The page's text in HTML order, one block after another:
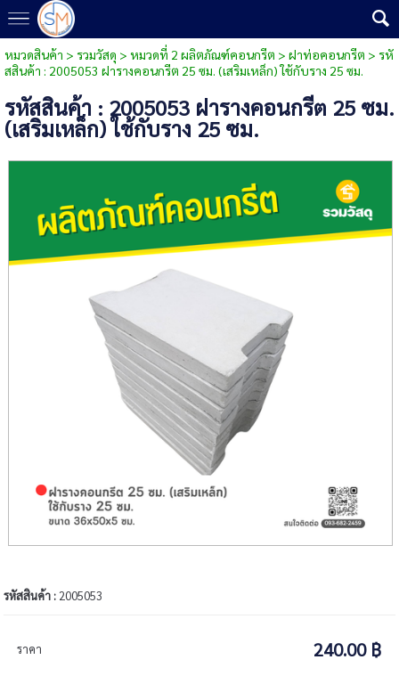
หมวดสินค้า > รวมวัสดุ > หมวดที่ 2 ผลิตภัณฑ์คอนกรีต > ฝาท่อคอนกรีต > รหั
สสินค้า : 2005053 ฝารางคอนกรีต 25 ซม. (เสริมเหล็ก) ใช้กับราง 25 ซม.
รหัสสินค้า : 2005053 ฝารางคอนกรีต 25 ซม.
(เสริมเหล็ก) ใช้กับราง 25 ซม.
รหัสสินค้า : 2005053
ราคา 240.00 ฿